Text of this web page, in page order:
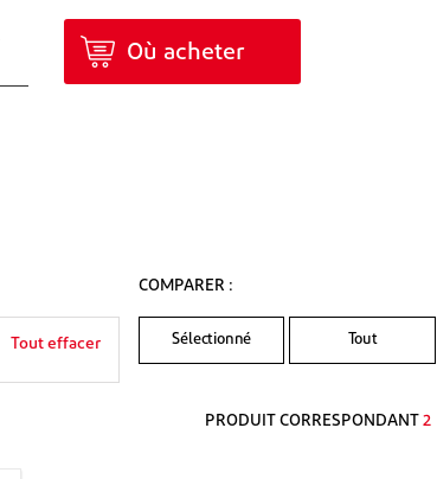
Où acheter
Tout effacer
COMPARER :
Sélectionné Tout
PRODUIT CORRESPONDANT 2